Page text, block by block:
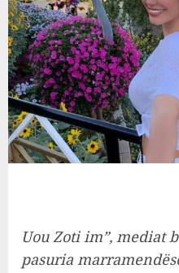
Uou Zoti im”, mediat
pasuria